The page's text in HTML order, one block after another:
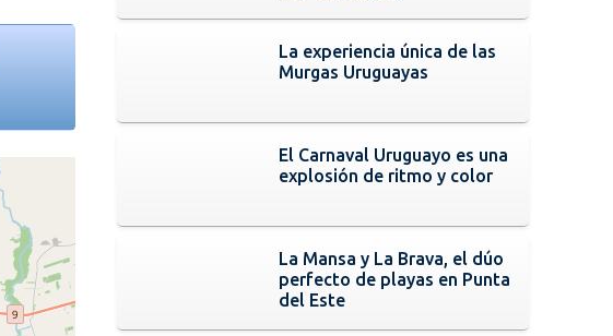
La experiencia única de las
Murgas Uruguayas
El Carnaval Uruguayo es una
explosión de ritmo y color
La Mansa y La Brava, el dúo
perfecto de playas en Punta
del Este